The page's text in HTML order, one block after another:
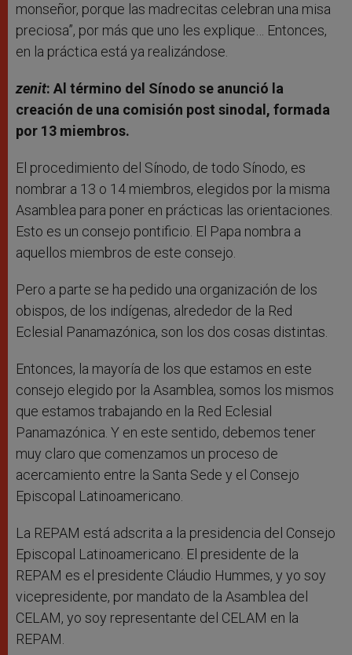
monseñor, porque las madrecitas celebran una misa
preciosa”, por más que uno les explique… Entonces,
en la práctica está ya realizándose.
zenit: Al término del Sínodo se anunció la
creación de una comisión post sinodal, formada
por 13 miembros.
El procedimiento del Sínodo, de todo Sínodo, es
nombrar a 13 o 14 miembros, elegidos por la misma
Asamblea para poner en prácticas las orientaciones.
Esto es un consejo pontificio. El Papa nombra a
aquellos miembros de este consejo.
Pero a parte se ha pedido una organización de los
obispos, de los indígenas, alrededor de la Red
Eclesial Panamazónica, son los dos cosas distintas.
Entonces, la mayoría de los que estamos en este
consejo elegido por la Asamblea, somos los mismos
que estamos trabajando en la Red Eclesial
Panamazónica. Y en este sentido, debemos tener
muy claro que comenzamos un proceso de
acercamiento entre la Santa Sede y el Consejo
Episcopal Latinoamericano.
La REPAM está adscrita a la presidencia del Consejo
Episcopal Latinoamericano. El presidente de la
REPAM es el presidente Cláudio Hummes, y yo soy
vicepresidente, por mandato de la Asamblea del
CELAM, yo soy representante del CELAM en la
REPAM.